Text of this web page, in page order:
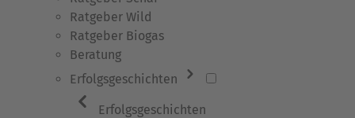
Ratgeber Wild
Ratgeber Biogas
Beratung
Erfolgsgeschichten
Erfolgsgeschichten